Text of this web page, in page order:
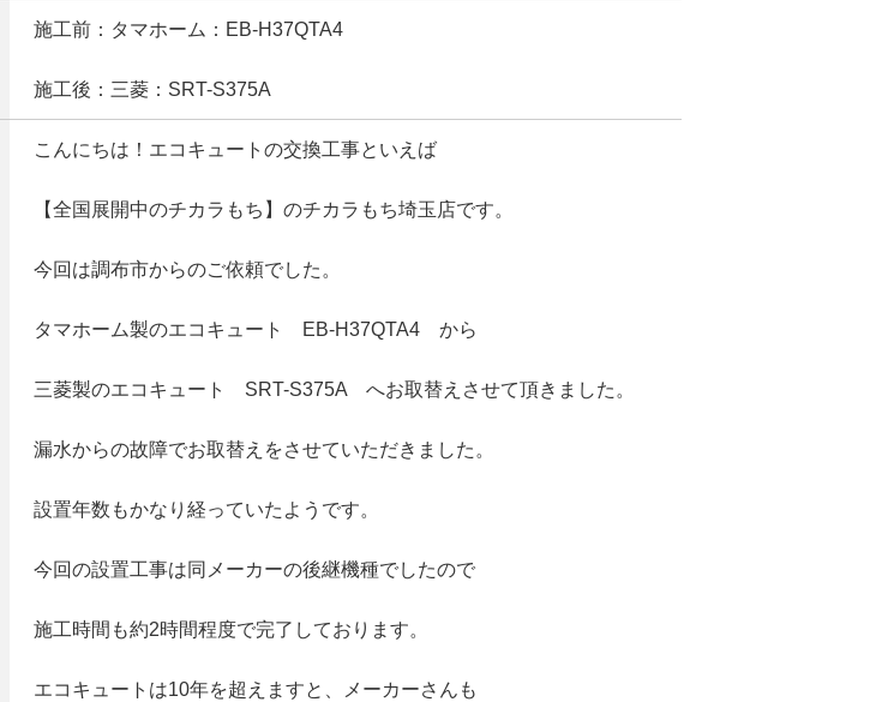
施工前：タマホーム：EB-H37QTA4
施工後：三菱：SRT-S375A
こんにちは！エコキュートの交換工事といえば
【全国展開中のチカラもち】のチカラもち埼玉店です。
今回は調布市からのご依頼でした。
タマホーム製のエコキュート EB-H37QTA4 から
三菱製のエコキュート SRT-S375A へお取替えさせて頂きました。
漏水からの故障でお取替えをさせていただきました。
設置年数もかなり経っていたようです。
今回の設置工事は同メーカーの後継機種でしたので
施工時間も約2時間程度で完了しております。
エコキュートは10年を超えますと、メーカーさんも